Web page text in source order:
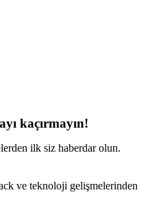
kaçırmayın!
ilk siz haberdar olun.
ve teknoloji gelişmelerinden